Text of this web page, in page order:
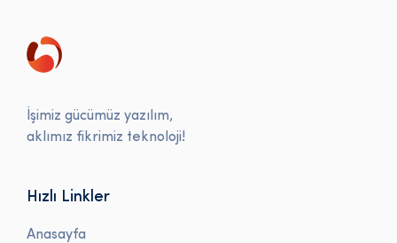
İşimiz gücümüz yazılım,
aklımız fikrimiz teknoloji!
Hızlı Linkler
Anasayfa